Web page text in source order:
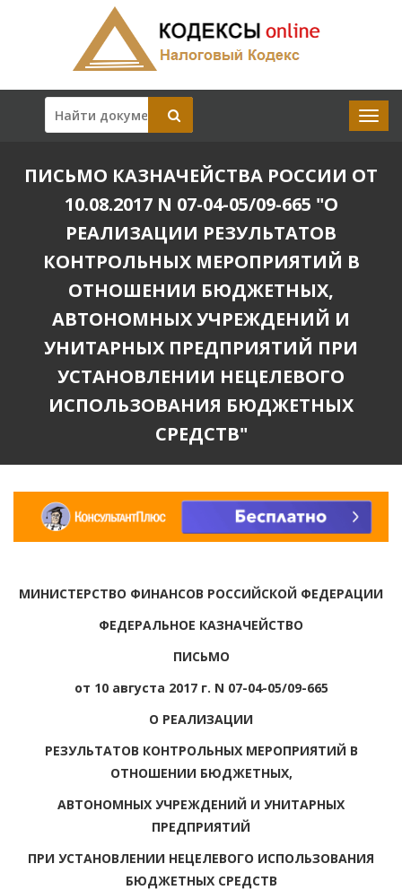
ПИСЬМО КАЗНАЧЕЙСТВА РОССИИ ОТ
10.08.2017 N 07-04-05/09-665 "О
РЕАЛИЗАЦИИ РЕЗУЛЬТАТОВ
КОНТРОЛЬНЫХ МЕРОПРИЯТИЙ В
ОТНОШЕНИИ БЮДЖЕТНЫХ,
АВТОНОМНЫХ УЧРЕЖДЕНИЙ И
УНИТАРНЫХ ПРЕДПРИЯТИЙ ПРИ
УСТАНОВЛЕНИИ НЕЦЕЛЕВОГО
ИСПОЛЬЗОВАНИЯ БЮДЖЕТНЫХ
СРЕДСТВ"
МИНИСТЕРСТВО ФИНАНСОВ РОССИЙСКОЙ ФЕДЕРАЦИИ
ФЕДЕРАЛЬНОЕ КАЗНАЧЕЙСТВО
ПИСЬМО
от 10 августа 2017 г. N 07-04-05/09-665
О РЕАЛИЗАЦИИ
РЕЗУЛЬТАТОВ КОНТРОЛЬНЫХ МЕРОПРИЯТИЙ В
ОТНОШЕНИИ БЮДЖЕТНЫХ,
АВТОНОМНЫХ УЧРЕЖДЕНИЙ И УНИТАРНЫХ
ПРЕДПРИЯТИЙ
ПРИ УСТАНОВЛЕНИИ НЕЦЕЛЕВОГО ИСПОЛЬЗОВАНИЯ
БЮДЖЕТНЫХ СРЕДСТВ